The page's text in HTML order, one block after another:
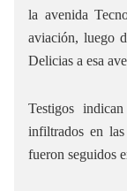
la avenida
aviación, luego
Delicias a esa
Testigos
infiltrados en
fueron seguidos